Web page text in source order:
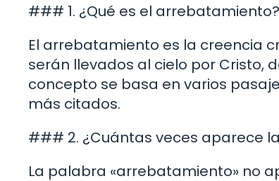
### 1. ¿Qué es el arrebatamiento?
El arrebatamiento es la creencia
serán llevados al cielo por Cristo,
concepto se basa en varios
más citados.
### 2. ¿Cuántas veces aparece
La palabra «arrebatamiento» no